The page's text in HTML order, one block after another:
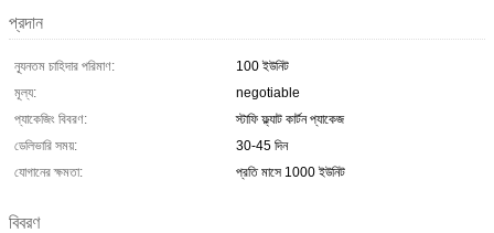
প্রদান
ন্যূনতম চাহিদার পরিমাণ:
100 ইউনিট
মূল্য:
negotiable
প্যাকেজিং বিবরণ:
স্টাফি ফ্ল্যাট কার্টন প্যাকেজ
ডেলিভারি সময়:
30-45 দিন
যোগানের ক্ষমতা:
প্রতি মাসে 1000 ইউনিট
বিবরণ